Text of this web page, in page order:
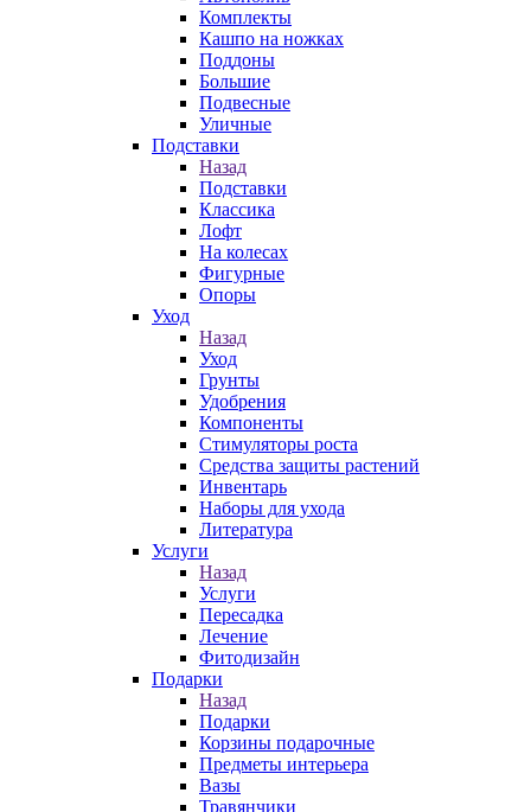
Комплекты
Кашпо на ножках
Поддоны
Большие
Подвесные
Уличные
Подставки
Назад
Подставки
Классика
Лофт
На колесах
Фигурные
Опоры
Уход
Назад
Уход
Грунты
Удобрения
Компоненты
Стимуляторы роста
Средства защиты растений
Инвентарь
Наборы для ухода
Литература
Услуги
Назад
Услуги
Пересадка
Лечение
Фитодизайн
Подарки
Назад
Подарки
Корзины подарочные
Предметы интерьера
Вазы
Травянчики